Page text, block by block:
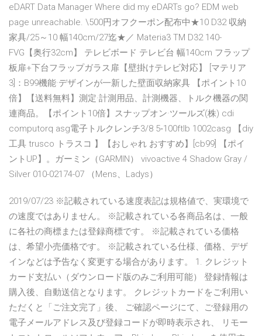
eDART Data Manager Where did my eDARTs go? EDM web
page unreachable. \500円オフクーポン配布中★10 D32 収納
家具/25～10 幅140cm/27迄★／ Materia3 TM D32 140-
FVG【奥行32cm】 テレビボード テレビ台 幅140cm フラップ
板扉+下台フラップガラス扉【壁掛けテレビ対応】 [マテリア
3]：B99機能·デザインが一新した壁面収納家具 【ポイント10
倍】【送料無料】測定·計測用品、計測機器、トルク機器の関
連商品。【ポイント10倍】スナップオン·ツールズ(株) cdi
computorq asg電子トルクレンチ3/8 5‐100ftlb 1002casg 【diy
工具 trusco トラスコ 】【おしゃれ おすすめ】[cb99] 【ポイ
ントUP】。ガーミン（GARMIN） vivoactive 4 Shadow Gray /
Silver 010-02174-07 （Mens、Ladys）
2019/07/23 ※記載されている速度表記は規格値で、実環境で
の速度ではありません。 ※記載されている各商品名は、一般
に各社の商標または登録商標です。 ※記載されている価格
は、希望小売価格です。 ※記載されている仕様、価格、デザ
インなどは予告なく変更する場合があります。 1. クレジット
カード支払い（ダウンロード版のみご利用可能） 登録情報は
購入後、自動送信となります。 クレジットカードをご利用い
ただくと「ご注文完了」後、 ご確認ページにて、ご登録用の
電子メールアドレス及び登録コードが即時表示され、 リモー